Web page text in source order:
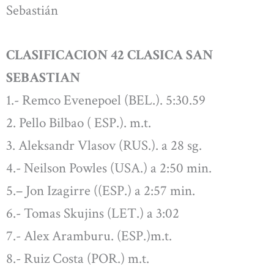
Sebastián
CLASIFICACION 42 CLASICA SAN
SEBASTIAN
1.- Remco Evenepoel (BEL.). 5:30.59
2. Pello Bilbao ( ESP.). m.t.
3. Aleksandr Vlasov (RUS.). a 28 sg.
4.- Neilson Powles (USA.) a 2:50 min.
5.– Jon Izagirre ((ESP.) a 2:57 min.
6.- Tomas Skujins (LET.) a 3:02
7.- Alex Aramburu. (ESP.)m.t.
8.- Ruiz Costa (POR.) m.t.